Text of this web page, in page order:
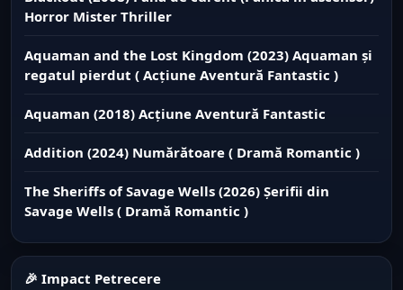
Horror Mister Thriller
Aquaman and the Lost Kingdom (2023) Aquaman și
regatul pierdut ( Acțiune Aventură Fantastic )
Aquaman (2018) Acțiune Aventură Fantastic
Addition (2024) Numărătoare ( Dramă Romantic )
The Sheriffs of Savage Wells (2026) Șerifii din
Savage Wells ( Dramă Romantic )
🎉 Impact Petrecere